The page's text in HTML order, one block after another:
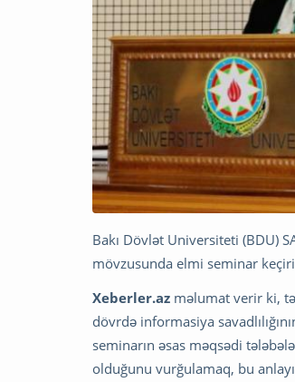
Bakı Dövlət Universiteti (BDU)
mövzusunda elmi seminar
Xeberler.az məlumat verir ki,
dövrdə informasiya
seminarın əsas məqsədi
olduğunu vurğulamaq, bu